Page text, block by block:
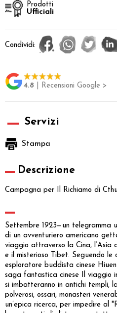
Prodotti
Ufficiali
Condividi:
4.8 | Recensioni Google >
Servizi
Stampa
Descrizione
Campagna per Il Richiamo di
Settembre 1923—un telegramma
di un avventuriero americano
viaggio attraverso la Cina, l’Asia
e il misterioso Tibet. Seguendo le
esploratore buddista cinese
saga fantastica cinese Il viaggio
si imbatteranno in antichi templi,
polverosi, ossari, monasteri
un’epica ricerca, per impedire al